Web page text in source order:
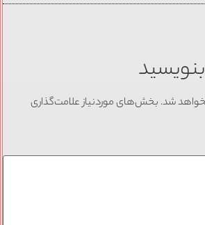
شد. بخش‌های موردنیاز علامت‌گذاری